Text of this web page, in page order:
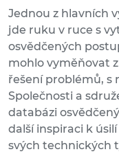
Jednou z hlavních
jde ruku v ruce s
osvědčených
mohlo vyměňovat
řešení problémů, s
Společnosti a
databázi
další inspiraci k
svých technických